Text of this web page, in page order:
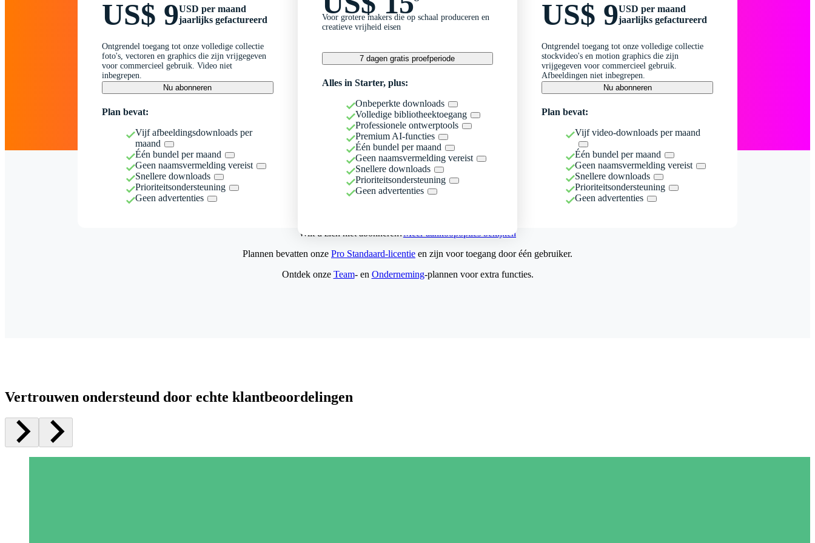
US$ 9USD per maand
jaarlijks gefactureerd
Ontgrendel toegang tot onze volledige collectie
foto's, vectoren en graphics die zijn vrijgegeven
voor commercieel gebruik. Video niet
inbegrepen.
Nu abonneren
Plan bevat:
Vijf afbeeldingsdownloads per
maand
Één bundel per maand
Geen naamsvermelding vereist
Snellere downloads
Prioriteitsondersteuning
Geen advertenties
Voor grotere makers die op schaal produceren en
creatieve vrijheid eisen
7 dagen gratis proefperiode
Alles in Starter, plus:
Onbeperkte downloads
Volledige bibliotheektoegang
Professionele ontwerptools
Premium AI-functies
Één bundel per maand
Geen naamsvermelding vereist
Snellere downloads
Prioriteitsondersteuning
Geen advertenties
US$ 9USD per maand
jaarlijks gefactureerd
Ontgrendel toegang tot onze volledige collectie
stockvideo's en motion graphics die zijn
vrijgegeven voor commercieel gebruik.
Afbeeldingen niet inbegrepen.
Nu abonneren
Plan bevat:
Vijf video-downloads per maand
Één bundel per maand
Geen naamsvermelding vereist
Snellere downloads
Prioriteitsondersteuning
Geen advertenties
Wilt u zich niet abonneren?Meer aankoopopties bekijken
Plannen bevatten onze Pro Standaard-licentie en zijn voor toegang door één gebruiker.
Ontdek onze Team- en Onderneming-plannen voor extra functies.
Vertrouwen ondersteund door echte klantbeoordelingen